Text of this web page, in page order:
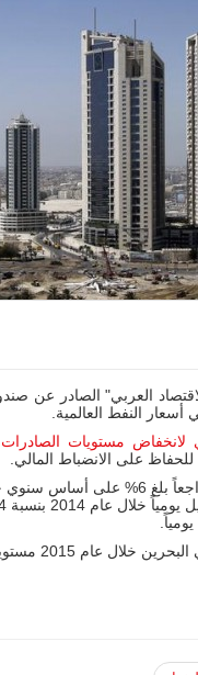
العربي" الصادر عن
لانخفاض مستويات الصادرات
على الانضباط المالي.
وذكر التقرير أن القطاع النفطي
مماثلة لتلك المحققة عام 2014.